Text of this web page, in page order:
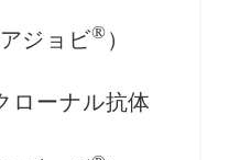
ジョビ® ）
ローナル抗体